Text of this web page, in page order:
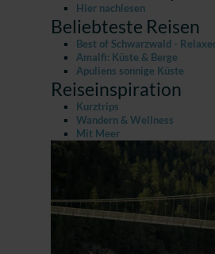
Hier nachlesen
Beliebteste Reisen
Best of Schwarzwald -
Amalfi: Küste & Berge
Apuliens sonnige Küste
Reiseinspiration
Kurztrips
Wandern & Wellness
Mit Meer